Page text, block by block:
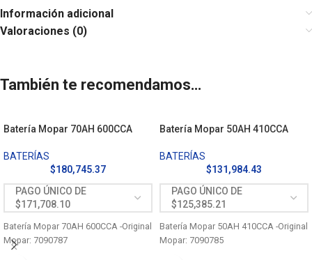
Información adicional
Valoraciones (0)
También te recomendamos…
Batería Mopar 70AH 600CCA
BATERÍAS
$180,745.37
Batería Mopar 70AH 600CCA -Original
Mopar: 7090787
Batería Mopar 50AH 410CCA
BATERÍAS
$131,984.43
Batería Mopar 50AH 410CCA -Original
Mopar: 7090785